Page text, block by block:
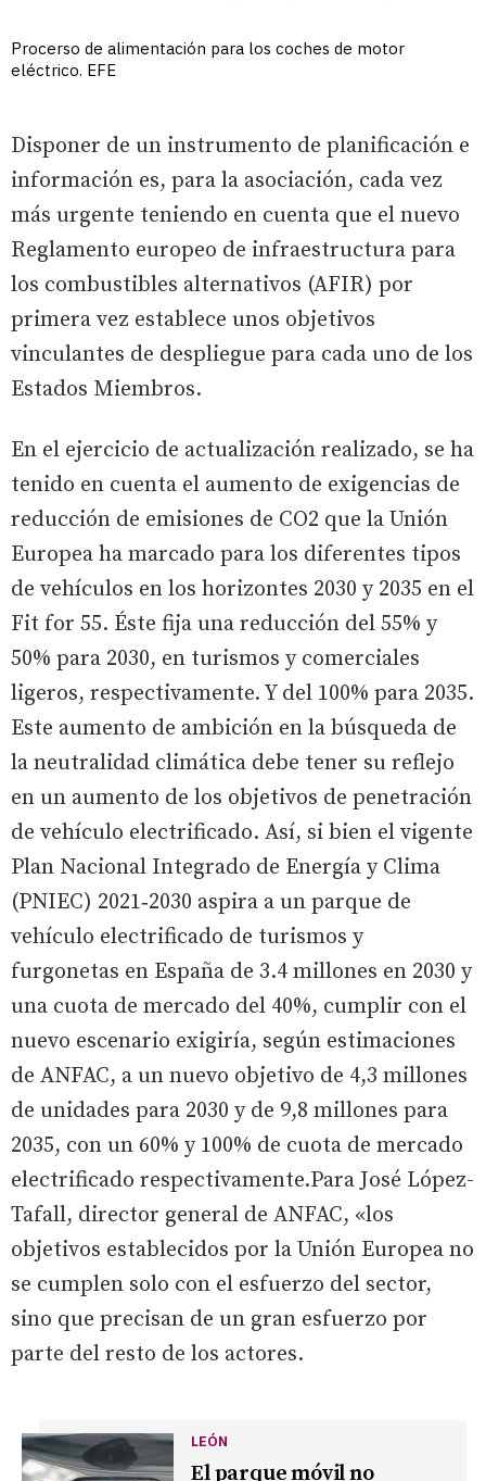
Procerso de alimentación para los coches de motor
eléctrico. EFE
Disponer de un instrumento de planificación e
información es, para la asociación, cada vez
más urgente teniendo en cuenta que el nuevo
Reglamento europeo de infraestructura para
los combustibles alternativos (AFIR) por
primera vez establece unos objetivos
vinculantes de despliegue para cada uno de los
Estados Miembros.
En el ejercicio de actualización realizado, se ha
tenido en cuenta el aumento de exigencias de
reducción de emisiones de CO2 que la Unión
Europea ha marcado para los diferentes tipos
de vehículos en los horizontes 2030 y 2035 en el
Fit for 55. Éste fija una reducción del 55% y
50% para 2030, en turismos y comerciales
ligeros, respectivamente. Y del 100% para 2035.
Este aumento de ambición en la búsqueda de
la neutralidad climática debe tener su reflejo
en un aumento de los objetivos de penetración
de vehículo electrificado. Así, si bien el vigente
Plan Nacional Integrado de Energía y Clima
(PNIEC) 2021‑2030 aspira a un parque de
vehículo electrificado de turismos y
furgonetas en España de 3.4 millones en 2030 y
una cuota de mercado del 40%, cumplir con el
nuevo escenario exigiría, según estimaciones
de ANFAC, a un nuevo objetivo de 4,3 millones
de unidades para 2030 y de 9,8 millones para
2035, con un 60% y 100% de cuota de mercado
electrificado respectivamente.Para José López-
Tafall, director general de ANFAC, «los
objetivos establecidos por la Unión Europea no
se cumplen solo con el esfuerzo del sector,
sino que precisan de un gran esfuerzo por
parte del resto de los actores.
LEÓN
El parque móvil no